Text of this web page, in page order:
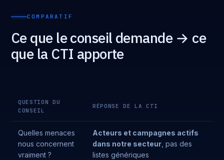
COMPARATIF
Ce que le conseil demande → ce
que la CTI apporte
QUESTION DU
CONSEIL
RÉPONSE DE LA CTI
Quelles menaces
nous concernent
vraiment ?
Acteurs et campagnes actifs
dans notre secteur , pas des
listes génériques